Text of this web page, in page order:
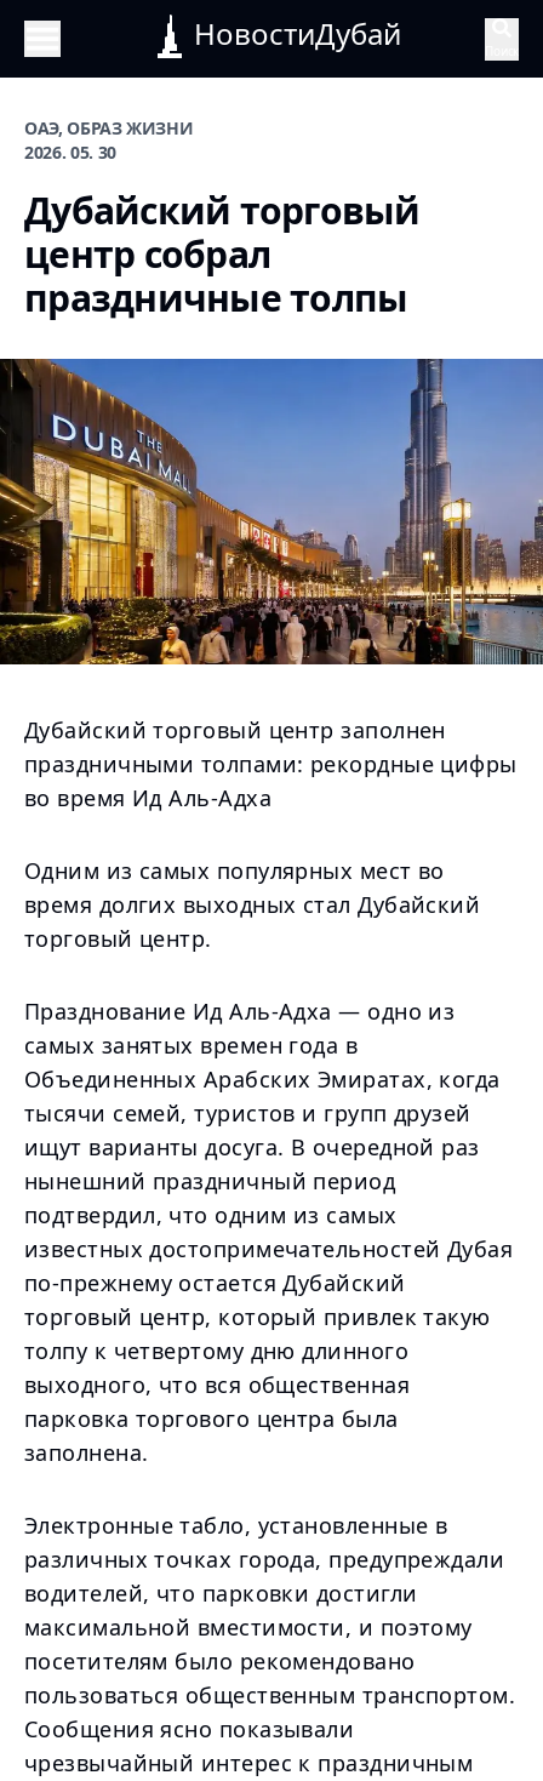
НовостиДубай
ОАЭ, ОБРАЗ ЖИЗНИ
2026. 05. 30
Дубайский торговый
центр собрал
праздничные толпы
Дубайский торговый центр заполнен
праздничными толпами: рекордные цифры
во время Ид Аль-Адха
Одним из самых популярных мест во
время долгих выходных стал Дубайский
торговый центр.
Празднование Ид Аль-Адха — одно из
самых занятых времен года в
Объединенных Арабских Эмиратах, когда
тысячи семей, туристов и групп друзей
ищут варианты досуга. В очередной раз
нынешний праздничный период
подтвердил, что одним из самых
известных достопримечательностей Дубая
по-прежнему остается Дубайский
торговый центр, который привлек такую
толпу к четвертому дню длинного
выходного, что вся общественная
парковка торгового центра была
заполнена.
Электронные табло, установленные в
различных точках города, предупреждали
водителей, что парковки достигли
максимальной вместимости, и поэтому
посетителям было рекомендовано
пользоваться общественным транспортом.
Сообщения ясно показывали
чрезвычайный интерес к праздничным